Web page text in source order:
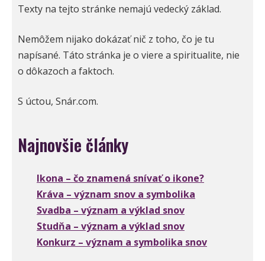
Texty na tejto stránke nemajú vedecký základ.
Nemôžem nijako dokázať nič z toho, čo je tu
napísané. Táto stránka je o viere a spiritualite, nie
o dôkazoch a faktoch.
S úctou, Snár.com.
Najnovšie články
Ikona – čo znamená snívať o ikone?
Kráva – význam snov a symbolika
Svadba – význam a výklad snov
Studňa – význam a výklad snov
Konkurz – význam a symbolika snov